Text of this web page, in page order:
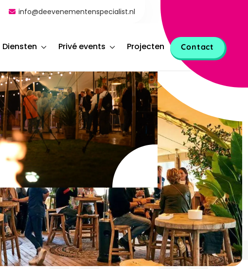
info@deevenementenspecialist.nl
Diensten Privé events Projecten Contact